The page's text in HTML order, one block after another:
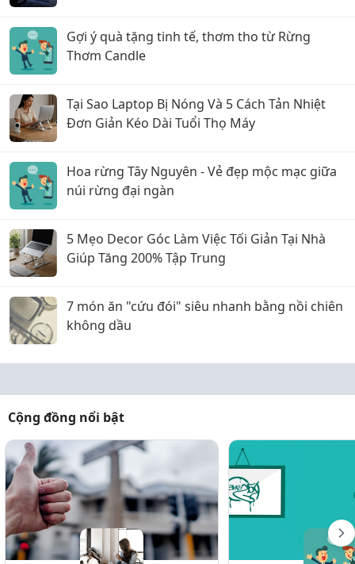
Gợi ý quà tặng tinh tế, thơm tho từ Rừng
Thơm Candle
Tại Sao Laptop Bị Nóng Và 5 Cách Tản Nhiệt
Đơn Giản Kéo Dài Tuổi Thọ Máy
Hoa rừng Tây Nguyên - Vẻ đẹp mộc mạc giữa
núi rừng đại ngàn
5 Mẹo Decor Góc Làm Việc Tối Giản Tại Nhà
Giúp Tăng 200% Tập Trung
7 món ăn "cứu đói" siêu nhanh bằng nồi chiên
không dầu
Cộng đồng nổi bật